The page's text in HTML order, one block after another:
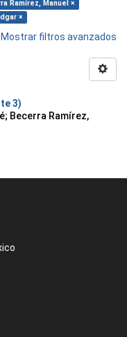
Ramírez, Manuel ×
×
Mostrar filtros avanzados
3)
; Becerra Ramírez,